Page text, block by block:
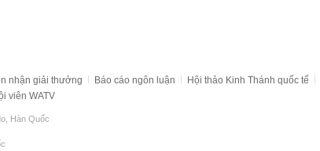
nhận giải thưởng Báo cáo ngôn luận Hội thảo Kinh Thánh quốc tế
viên WATV
Hàn Quốc